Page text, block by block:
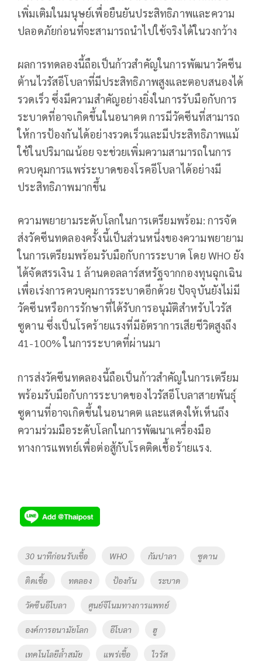
เพิ่มเติมในมนุษย์เพื่อยืนยันประสิทธิภาพและความ
ปลอดภัยก่อนที่จะสามารถนำไปใช้จริงได้ในวงกว้าง
ผลการทดลองนี้ถือเป็นก้าวสำคัญในการพัฒนาวัคซีน
ต้านไวรัสอีโบลาที่มีประสิทธิภาพสูงและตอบสนองได้
รวดเร็ว ซึ่งมีความสำคัญอย่างยิ่งในการรับมือกับการ
ระบาดที่อาจเกิดขึ้นในอนาคต การมีวัคซีนที่สามารถ
ให้การป้องกันได้อย่างรวดเร็วและมีประสิทธิภาพแม้
ใช้ในปริมาณน้อย จะช่วยเพิ่มความสามารถในการ
ควบคุมการแพร่ระบาดของโรคอีโบลาได้อย่างมี
ประสิทธิภาพมากขึ้น
ความพยายามระดับโลกในการเตรียมพร้อม: การจัด
ส่งวัคซีนทดลองครั้งนี้เป็นส่วนหนึ่งของความพยายาม
ในการเตรียมพร้อมรับมือกับการระบาด โดย WHO ยัง
ได้จัดสรรเงิน 1 ล้านดอลลาร์สหรัฐจากกองทุนฉุกเฉิน
เพื่อเร่งการควบคุมการระบาดอีกด้วย ปัจจุบันยังไม่มี
วัคซีนหรือการรักษาที่ได้รับการอนุมัติสำหรับไวรัส
ซูดาน ซึ่งเป็นโรคร้ายแรงที่มีอัตราการเสียชีวิตสูงถึง
41-100% ในการระบาดที่ผ่านมา
การส่งวัคซีนทดลองนี้ถือเป็นก้าวสำคัญในการเตรียม
พร้อมรับมือกับการระบาดของไวรัสอีโบลาสายพันธุ์
ซูดานที่อาจเกิดขึ้นในอนาคต และแสดงให้เห็นถึง
ความร่วมมือระดับโลกในการพัฒนาเครื่องมือ
ทางการแพทย์เพื่อต่อสู้กับโรคติดเชื้อร้ายแรง.
Tags
30 นาทีก่อนรับเชื้อ WHO กัมปาลา ซูดาน
ติดเชื้อ ทดลอง ป้องกัน ระบาด
วัคซีนอีโบลา ศูนย์จีโนมทางการแพทย์
องค์การอนามัยโลก อีโบลา ฮู
เทคโนโลยีล้ำสมัย แพร่เชื้อ ไวรัส